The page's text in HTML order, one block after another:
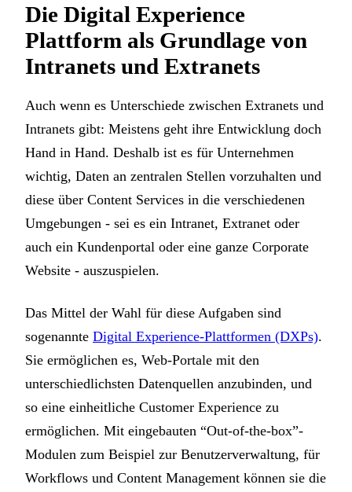
Die Digital Experience
Plattform als Grundlage von
Intranets und Extranets
Auch wenn es Unterschiede zwischen Extranets und
Intranets gibt: Meistens geht ihre Entwicklung doch
Hand in Hand. Deshalb ist es für Unternehmen
wichtig, Daten an zentralen Stellen vorzuhalten und
diese über Content Services in die verschiedenen
Umgebungen - sei es ein Intranet, Extranet oder
auch ein Kundenportal oder eine ganze Corporate
Website - auszuspielen.
Das Mittel der Wahl für diese Aufgaben sind
sogenannte Digital Experience-Plattformen (DXPs).
Sie ermöglichen es, Web-Portale mit den
unterschiedlichsten Datenquellen anzubinden, und
so eine einheitliche Customer Experience zu
ermöglichen. Mit eingebauten “Out-of-the-box”-
Modulen zum Beispiel zur Benutzerverwaltung, für
Workflows und Content Management können sie die